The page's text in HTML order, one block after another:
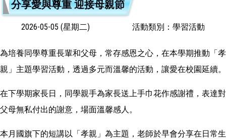
分享愛與尊重 迎接母親節
2026-05-05 (星期二) 活動類別：學習活動
為培養同學尊重長輩和父母，常存感恩之心，在本學期推動「孝
親」主題學習活動，透過多元而溫馨的活動，讓愛在校園延續。
在下學期家長日，同學親手為家長送上手巾花作感謝禮，表達對
父母無私付出的謝意，場面溫馨感人。
本月國旗下的短講以「孝親」為主題，老師於早會分享在日常生